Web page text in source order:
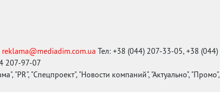
reklama@mediadim.com.ua Тел: +38 (044) 207-33-05, +38
207-97-07
"PR", "Спецпроект", "Новости компаний", "Актуально",